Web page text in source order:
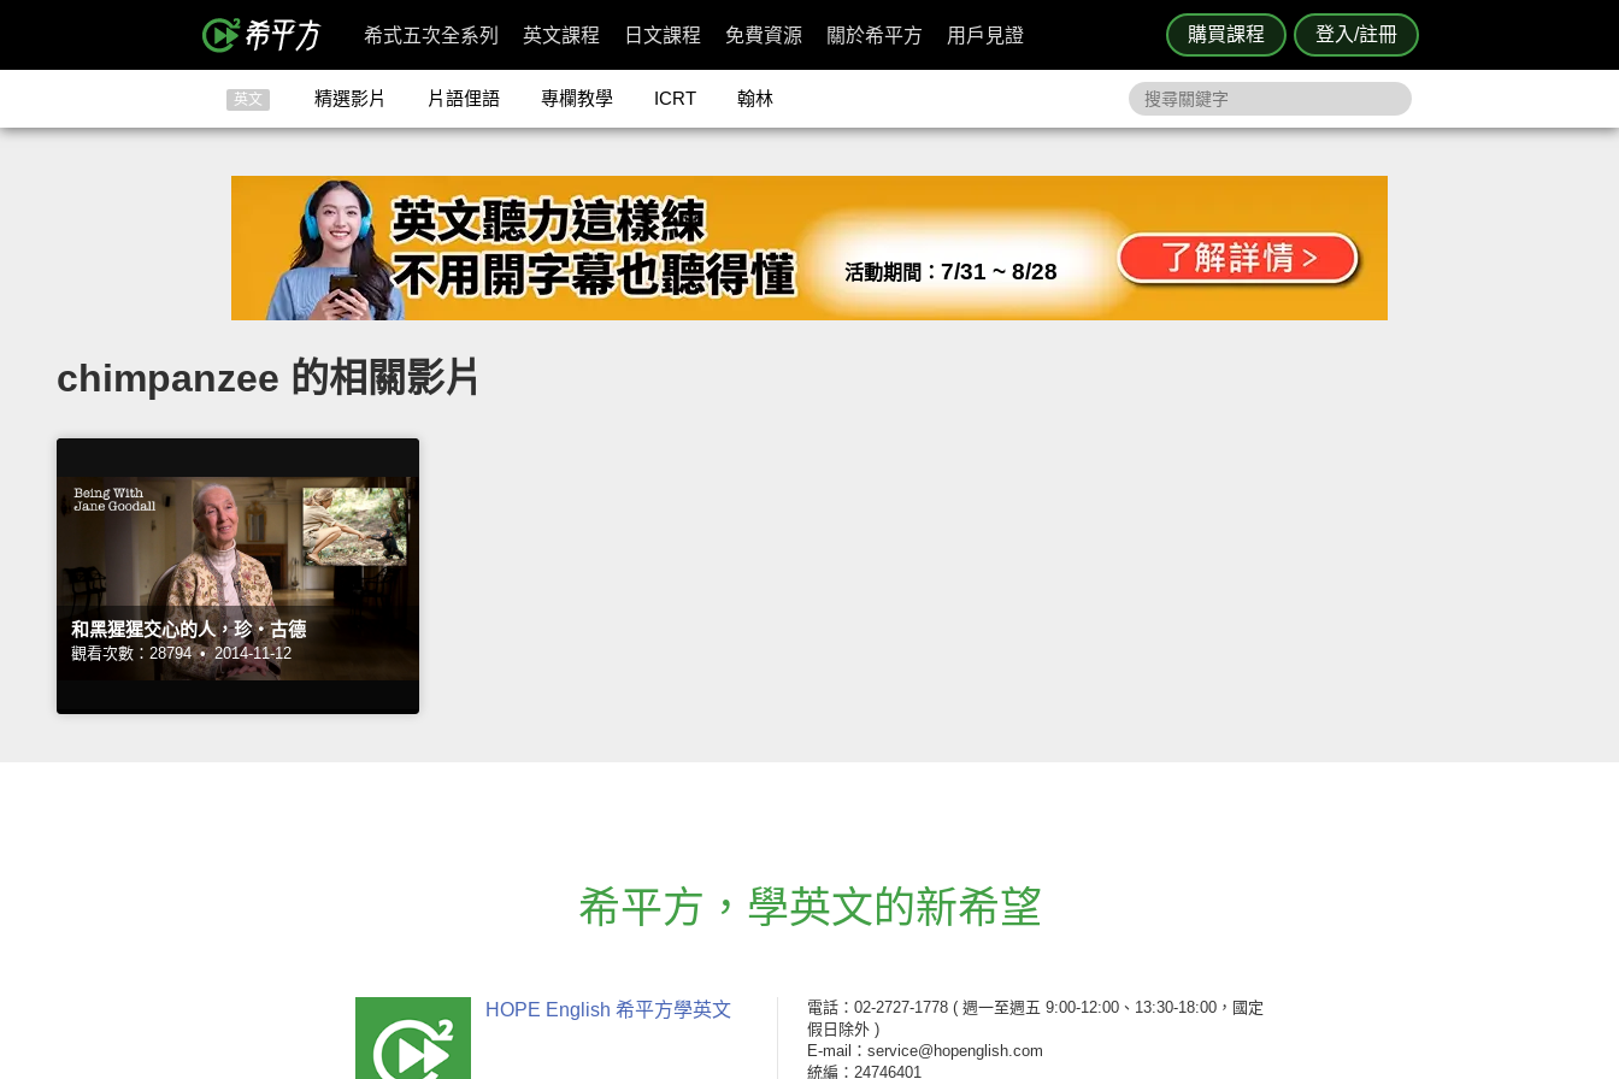
購買課程 登入/註冊
希式五次全系列 英文課程 日文課程 免費資源 關於希平方 用戶見證
英文 精選影片 片語俚語 專欄教學 ICRT 翰林
活動期間： 7/31 ~ 8/28
chimpanzee 的相關影片
和黑猩猩交心的人，珍‧古德
觀看次數：28794 • 2014-11-12
希平方 ， 學英文的新希望
HOPE English 希平方學英文 電話：02-2727-1778 ( 週一至週五 9:00-12:00、13:30-18:00，國定
假日除外 )
E-mail：service@hopenglish.com
統編：24746401